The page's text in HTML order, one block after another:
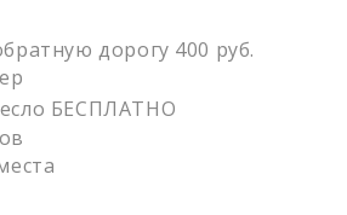
дорогу 400 руб.
БЕСПЛАТНО